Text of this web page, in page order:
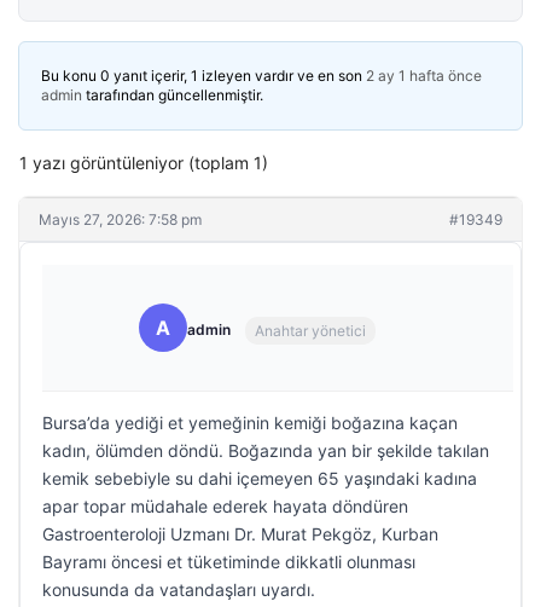
Bu konu 0 yanıt içerir, 1 izleyen vardır ve en son 2 ay 1 hafta önce
admin tarafından güncellenmiştir.
1 yazı görüntüleniyor (toplam 1)
Mayıs 27, 2026: 7:58 pm #19349
A admin Anahtar yönetici
Bursa’da yediği et yemeğinin kemiği boğazına kaçan
kadın, ölümden döndü. Boğazında yan bir şekilde takılan
kemik sebebiyle su dahi içemeyen 65 yaşındaki kadına
apar topar müdahale ederek hayata döndüren
Gastroenteroloji Uzmanı Dr. Murat Pekgöz, Kurban
Bayramı öncesi et tüketiminde dikkatli olunması
konusunda da vatandaşları uyardı.